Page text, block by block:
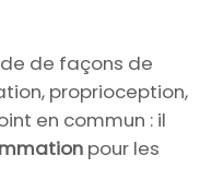
de façons de
proprioception,
en commun : il
pour les